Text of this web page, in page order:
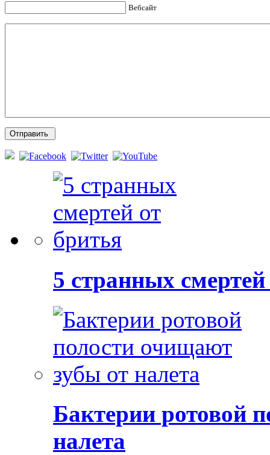
Вебсайт
5 странных
Бактерии ротовой
налета